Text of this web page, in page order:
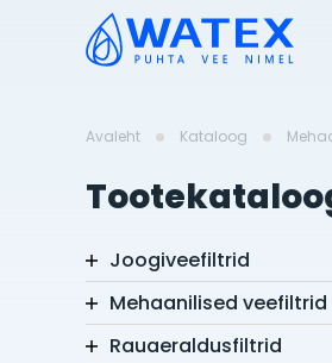
Avaleht Kataloog
Joogiveefiltrid
Mehaanilised veefiltrid
Rauaeraldusfiltrid